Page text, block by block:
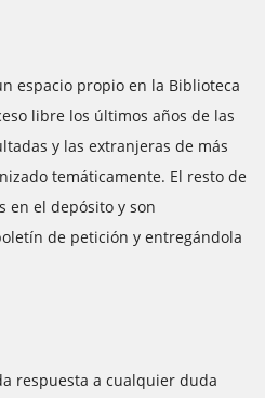
espacio propio en la Biblioteca
libre los últimos años de las
y las extranjeras de más
temáticamente. El resto de
en el depósito y son
de petición y entregándola
respuesta a cualquier duda